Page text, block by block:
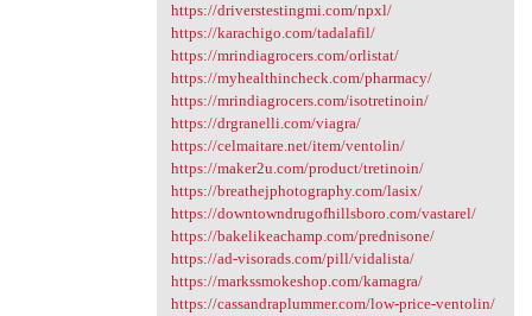
https://driverstestingmi.com/npxl/
https://karachigo.com/tadalafil/
https://mrindiagrocers.com/orlistat/
https://myhealthincheck.com/pharmacy/
https://mrindiagrocers.com/isotretinoin/
https://drgranelli.com/viagra/
https://celmaitare.net/item/ventolin/
https://maker2u.com/product/tretinoin/
https://breathejphotography.com/lasix/
https://downtowndrugofhillsboro.com/vastarel/
https://bakelikeachamp.com/prednisone/
https://ad-visorads.com/pill/vidalista/
https://markssmokeshop.com/kamagra/
https://cassandraplummer.com/low-price-ventolin/